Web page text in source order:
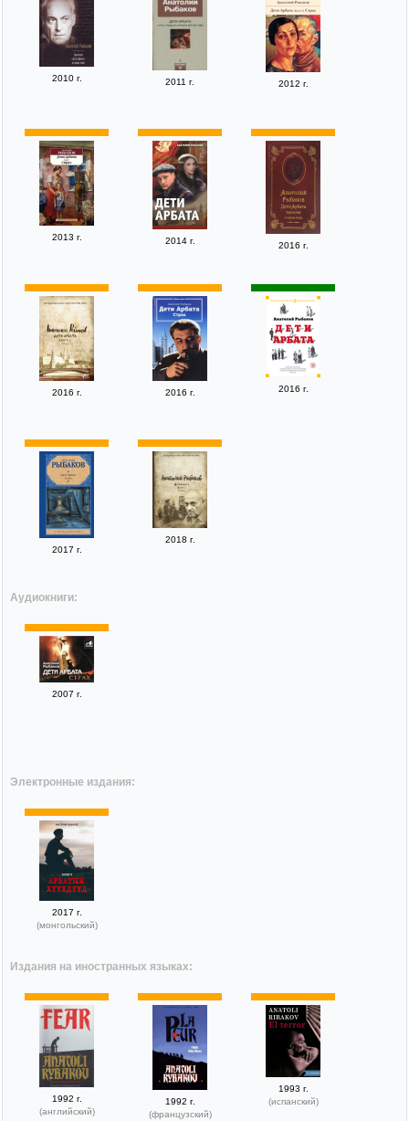
2010 г. 2011 г. 2012 г.
2013 г. 2014 г. 2016 г.
2016 г. 2016 г. 2016 г.
2017 г.
2018 г.
Аудиокниги:
2007 г.
Электронные издания:
2017 г.
(монгольский)
Издания на иностранных языках:
1992 г.
(английский)
1992 г.
(французский)
1993 г.
(испанский)